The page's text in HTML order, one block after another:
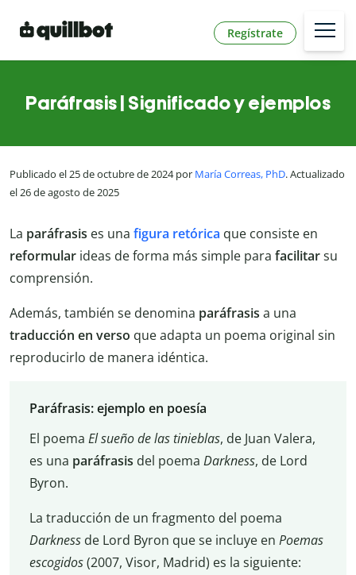
Regístrate
Paráfrasis | Significado y ejemplos
Publicado el 25 de octubre de 2024 por María Correas, PhD. Actualizado
el 26 de agosto de 2025
La paráfrasis es una figura retórica que consiste en
reformular ideas de forma más simple para facilitarsu
comprensión.
Además, también se denomina paráfrasis a una
traducción en verso que adapta un poema original sin
reproducirlo de manera idéntica.
Paráfrasis: ejemplo en poesía
El poema El sueño de las tinieblas, de Juan Valera,
es una paráfrasis del poema Darkness, de Lord
Byron.
La traducción de un fragmento del poema
Darknessde Lord Byron que se incluye en Poemas
escogidos(2007, Visor, Madrid) es la siguiente: